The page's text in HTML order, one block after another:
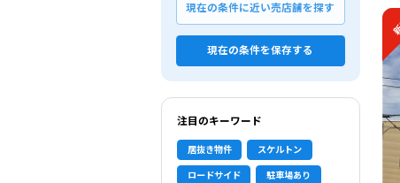
現在の条件に近い売店舗を探す
現在の条件を保存する
注目のキーワード
居抜き物件 スケルトン
ロードサイド 駐車場あり